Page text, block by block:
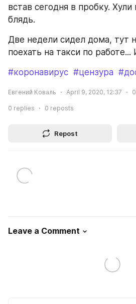
встав сегодня в пробку.
блядь.
Две недели сидел дома, тут
поехать на такси по работе...
#коронавирус #цензура
Евгений Коваль April 9, 2020, 12:37 0
0 replies 0 reposts
Repost
Leave a Comment